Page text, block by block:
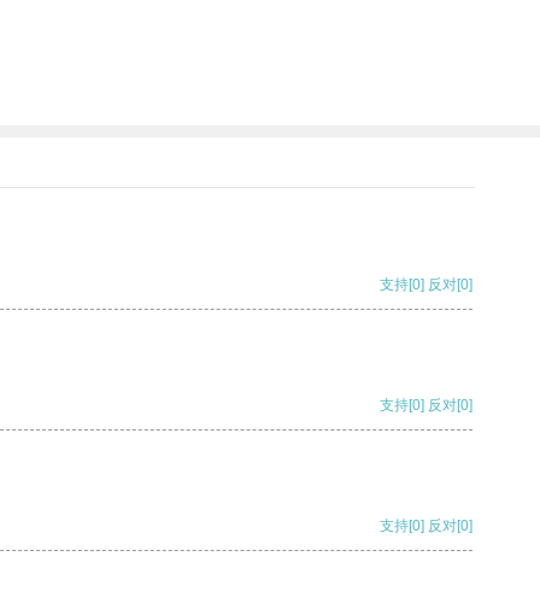
支持[0] 反对[0]
支持[0] 反对[0]
支持[0] 反对[0]